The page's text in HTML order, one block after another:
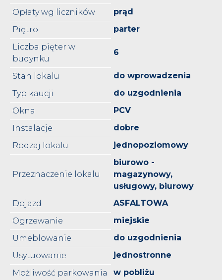
Opłaty wg liczników
prąd
Piętro
parter
Liczba pięter w
budynku
6
Stan lokalu
do wprowadzenia
Typ kaucji
do uzgodnienia
Okna
PCV
Instalacje
dobre
Rodzaj lokalu
jednopoziomowy
Przeznaczenie lokalu
biurowo -
magazynowy,
usługowy, biurowy
Dojazd
ASFALTOWA
Ogrzewanie
miejskie
Umeblowanie
do uzgodnienia
Usytuowanie
jednostronne
Możliwość parkowania
w pobliżu